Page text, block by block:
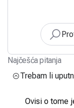
Najčešća pitanja
Trebam li
Ovisi o tome